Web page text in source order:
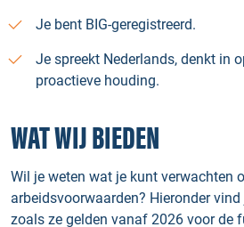
Je bent BIG-geregistreerd.
Je spreekt Nederlands, denkt in
proactieve houding.
WAT WIJ BIEDEN
Wil je weten wat je kunt verwachten
arbeidsvoorwaarden? Hieronder
zoals ze gelden vanaf 2026 voor de